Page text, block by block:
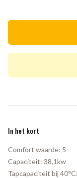
In het kort
Comfort waarde: 5
Capaciteit: 38,1kw
Tapcapaciteit bij 40°C: